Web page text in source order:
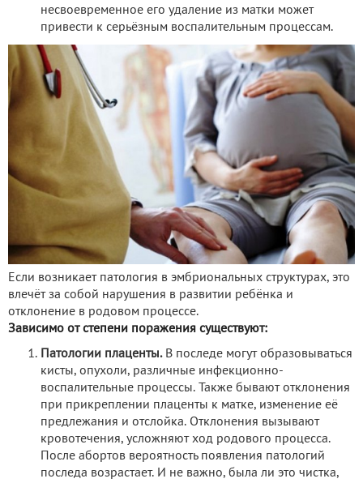
несвоевременное его удаление из матки может
привести к серьёзным воспалительным процессам.
Если возникает патология в эмбриональных структурах, это
влечёт за собой нарушения в развитии ребёнка и
отклонение в родовом процессе.
Зависимо от степени поражения существуют:
Патологии плаценты.В последе могут образовываться
кисты, опухоли, различные инфекционно-
воспалительные процессы. Также бывают отклонения
при прикреплении плаценты к матке, изменение её
предлежания и отслойка. Отклонения вызывают
кровотечения, усложняют ход родового процесса.
После абортов вероятность появления патологий
последа возрастает. И не важно, была ли это чистка,